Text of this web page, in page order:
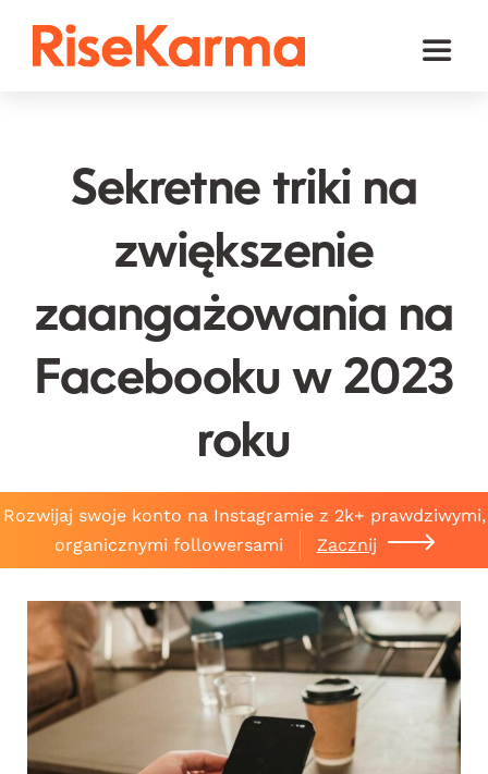
Toggle
TikTok
YouTube
Twitter (𝕏)
Inne
Sekretne triki na
zwiększenie
zaangażowania na
Facebooku w 2023
roku
Rozwijaj swoje konto na Instagramie z 2k+ prawdziwymi,
organicznymi followersami
Zacznij